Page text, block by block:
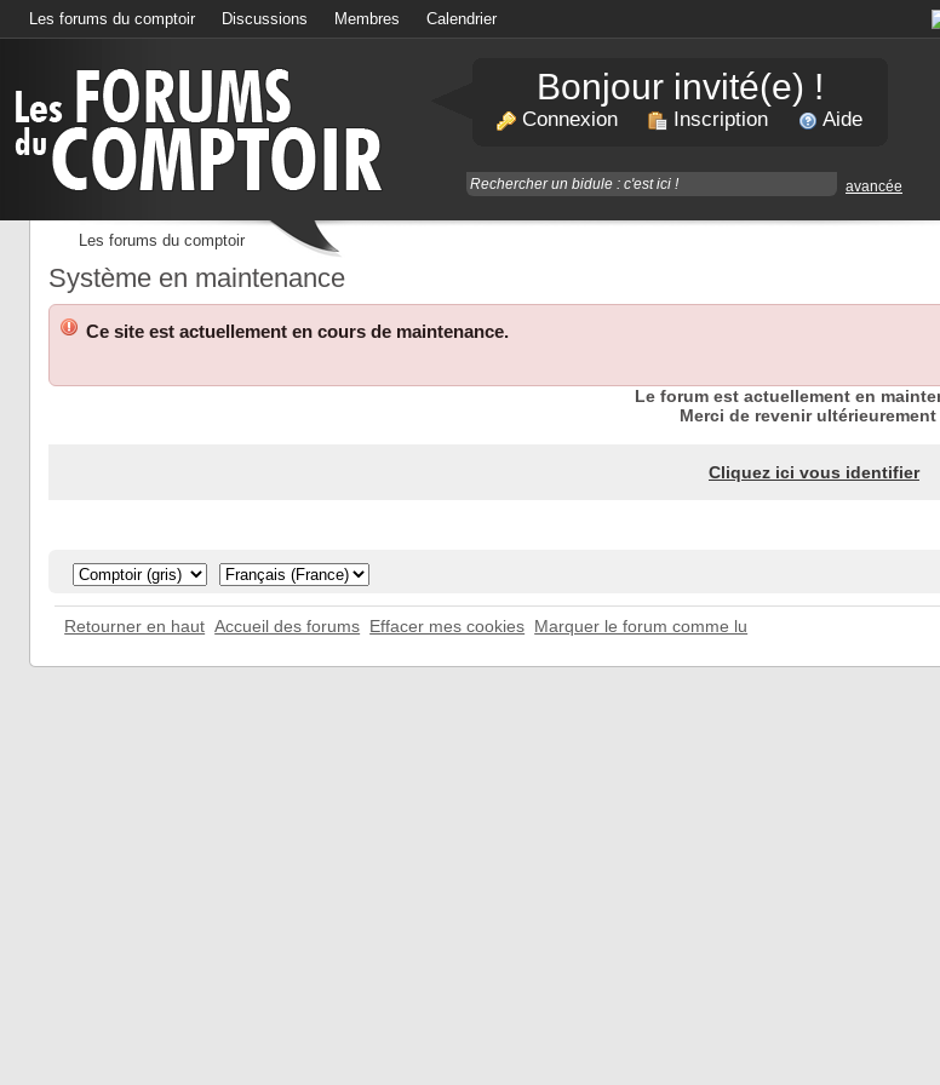
Les forums du comptoir Discussions Membres Calendrier
Bonjour invité(e) !
Connexion Inscription Aide
avancée
Les forums du comptoir
Système en maintenance
Ce site est actuellement en cours de maintenance.
Le forum est actuellement en
Merci de revenir ultérieurement
Cliquez ici vous identifier
Retourner en haut Accueil des forums Effacer mes cookies Marquer le forum comme lu